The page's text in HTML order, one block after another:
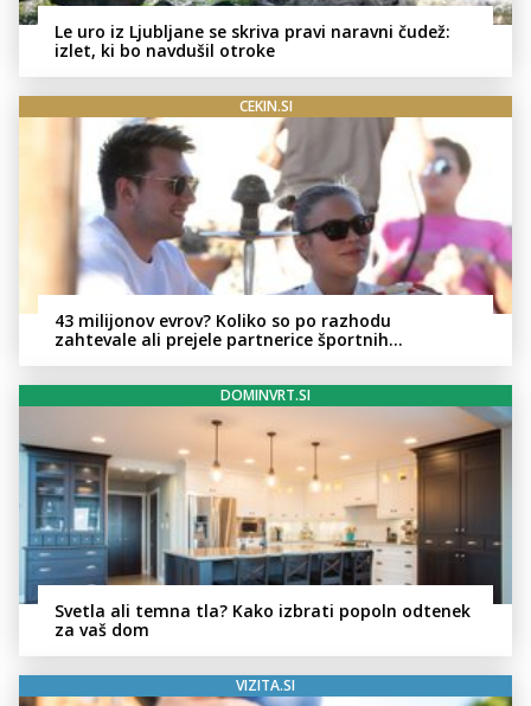
Le uro iz Ljubljane se skriva pravi naravni čudež:
izlet, ki bo navdušil otroke
CEKIN.SI
43 milijonov evrov? Koliko so po razhodu
zahtevale ali prejele partnerice športnih
DOMINVRT.SI
Svetla ali temna tla? Kako izbrati popoln odtenek
za vaš dom
VIZITA.SI